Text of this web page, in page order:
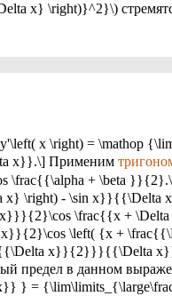
x} \right)}^2}\)
x \right) = \mathop
x}}.\] Применим
\frac{{\alpha + \beta
x} \right) - \sin x}}{{\Delta
\frac{{x +
x}}{2}\cos \left( {x +
x}}{2}}}{{\Delta x}}
в данном
} =